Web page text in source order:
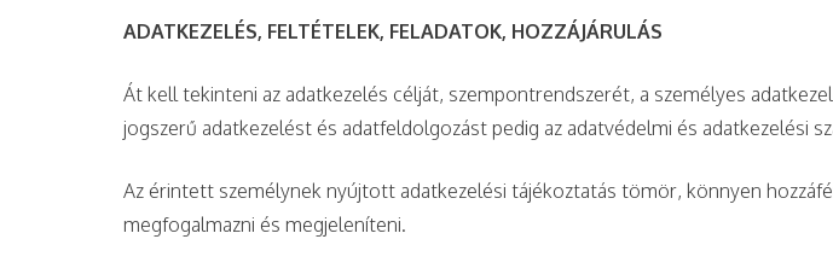
ADATKEZELÉS, FELTÉTELEK, FELADATOK, HOZZÁJÁRULÁS
Át kell tekinteni az adatkezelés célját, szempontrendszerét, a személyes
jogszerű adatkezelést és adatfeldolgozást pedig az adatvédelmi és adatkezelési
Az érintett személynek nyújtott adatkezelési tájékoztatás tömör, könnyen
megfogalmazni és megjeleníteni.